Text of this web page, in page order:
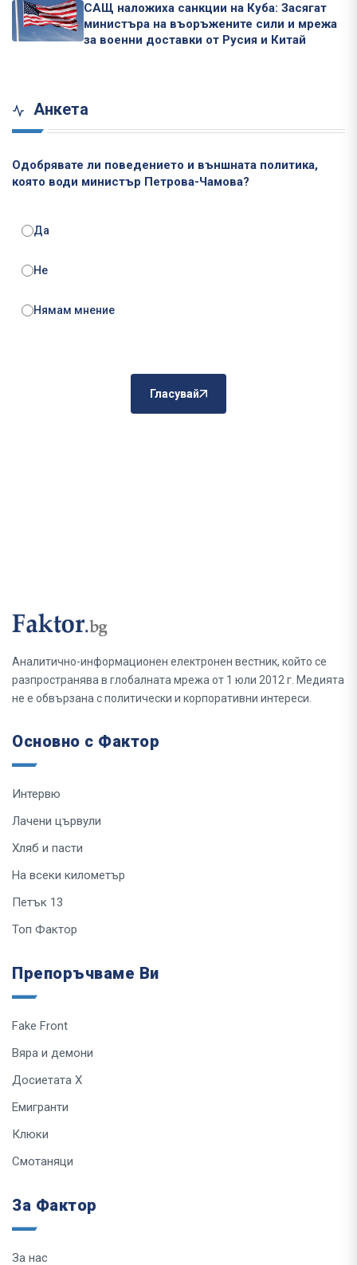
САЩ наложиха санкции на Куба: Засягат
министъра на въоръжените сили и мрежа
за военни доставки от Русия и Китай
Анкета
Одобрявате ли поведението и външната политика,
която води министър Петрова-Чамова?
Да
Не
Нямам мнение
Гласувай
Аналитично-информационен електронен вестник, който се
разпространява в глобалната мрежа от 1 юли 2012 г. Медията
не е обвързана с политически и корпоративни интереси.
Основно с Фактор
Интервю
Лачени цървули
Хляб и пасти
На всеки километър
Петък 13
Топ Фактор
Препоръчваме Ви
Fake Front
Вяра и демони
Досиетата Х
Емигранти
Клюки
Смотаняци
За Фактор
За нас